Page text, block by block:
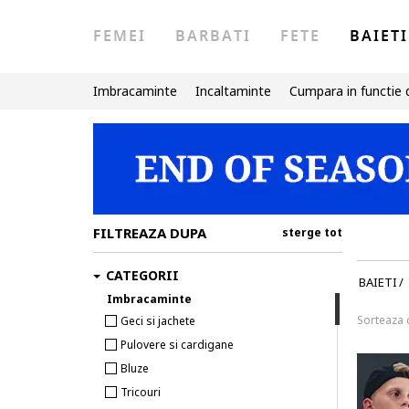
FEMEI BARBATI FETE BAIETI
Imbracaminte Incaltaminte Cumpara in functie
BAIETI/
Sorteaza
FILTREAZA DUPA sterge tot
CATEGORII
Imbracaminte
Geci si jachete
Pulovere si cardigane
Bluze
Tricouri